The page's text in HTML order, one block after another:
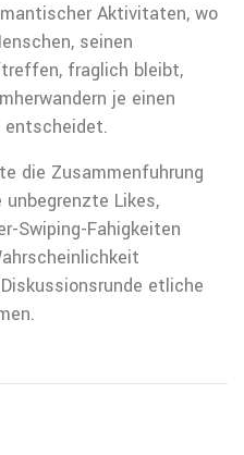
Aktivitaten, wo
seinen
fraglich bleibt,
je einen
entscheidet.
die Zusammenfuhrung
Likes,
Swiping-Fahigkeiten
etliche